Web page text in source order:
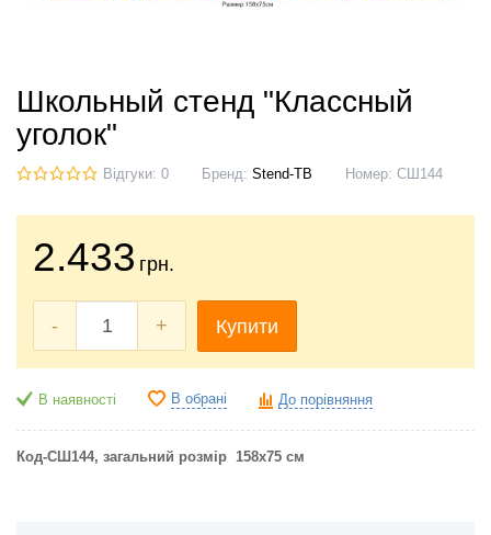
Школьный стенд "Классный
уголок"
Відгуки: 0 Бренд: Stend-TB Номер: СШ144
2.433 грн.
- + Купити
В наявності В обрані До порівняння
Код-СШ144, загальний розмір 158х75 см